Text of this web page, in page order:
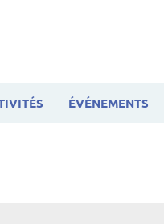
ÉVÉNEMENTS